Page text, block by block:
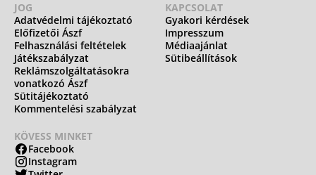
JOG
Adatvédelmi tájékoztató
Előfizetői Ászf
Felhasználási feltételek
Játékszabályzat
Reklámszolgáltatásokra
vonatkozó Ászf
Sütitájékoztató
Kommentelési szabályzat
KAPCSOLAT
Gyakori kérdések
Impresszum
Médiaajánlat
Sütibeállítások
KÖVESS MINKET
Facebook
Instagram